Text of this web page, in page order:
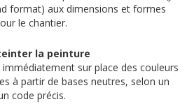
format) aux dimensions et formes
le chantier.
la peinture
sur place des couleurs
à partir de bases neutres, selon un
code précis.